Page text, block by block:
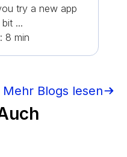
try a new app
...
8 min
Mehr Blogs lesen